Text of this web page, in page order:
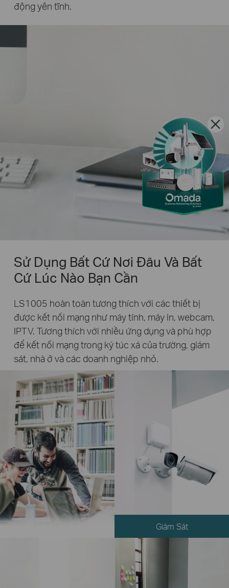
động yên tĩnh.
Sử Dụng Bất Cứ Nơi Đâu Và Bất
Cứ Lúc Nào Bạn Cần
LS1005 hoàn toàn tương thích với các thiết bị
được kết nối mạng như máy tính, máy in, webcam,
IPTV. Tương thích với nhiều ứng dụng và phù hợp
để kết nối mạng trong ký túc xá của trường, giám
sát, nhà ở và các doanh nghiệp nhỏ.
Giám Sát